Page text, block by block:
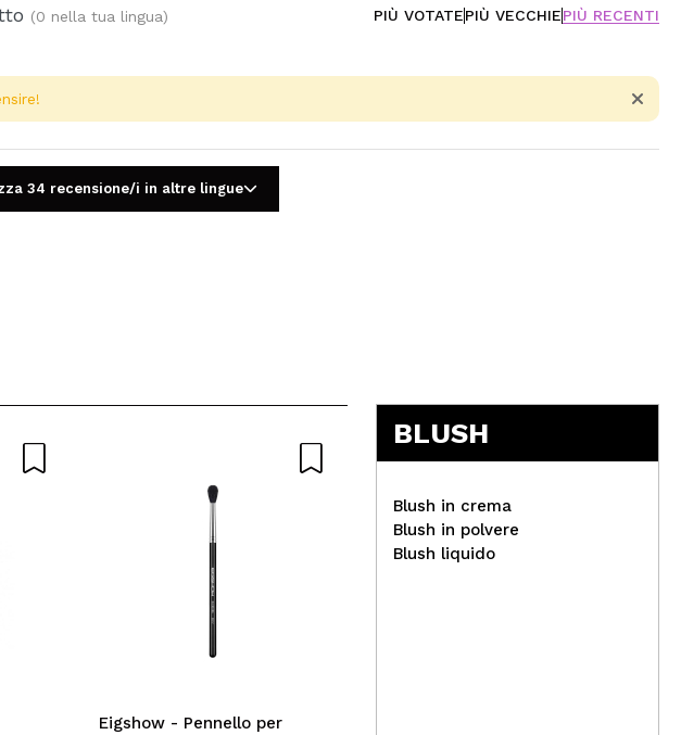
(0 nella tua lingua) PIÙ VOTATEPIÙ VECCHIEPIÙ RECENTI
34 recensione/i in altre lingue
Eigshow - Pennello per
BLUSH
Blush in crema
Blush in polvere
Blush liquido